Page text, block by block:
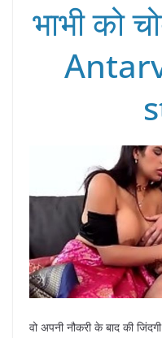
भाभी को
वो अपनी नौकरी के बाद की